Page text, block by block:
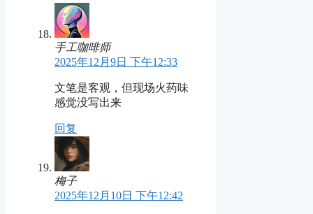
手工咖啡师
2025年12月9日 下午12:33
文笔是客观，但现场火药味
感觉没写出来
回复
梅子
2025年12月10日 下午12:42